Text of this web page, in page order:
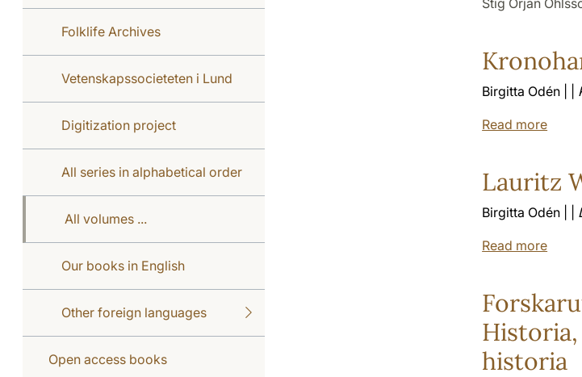
Folklife Archives
Vetenskapssocieteten i Lund
Digitization project
All series in alphabetical order
All volumes ...
Our books in English
Other foreign languages
Open access books
Stig Örjan
Birgitta Odén | |
Read more
Lauritz
Birgitta Odén | |
Read more
historia